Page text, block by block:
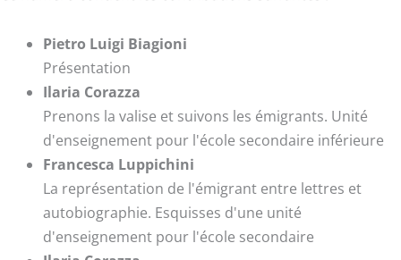
Pietro Luigi Biagioni
Présentation
Ilaria Corazza
Prenons la valise et suivons les émigrants. Unité
d'enseignement pour l'école secondaire inférieure
Francesca Luppichini
La représentation de l'émigrant entre lettres et
autobiographie. Esquisses d'une unité
d'enseignement pour l'école secondaire